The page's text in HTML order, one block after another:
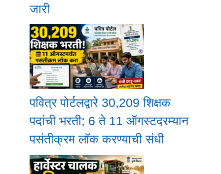
जारी
पवित्र पोर्टलद्वारे 30,209 शिक्षक
पदांची भरती; 6 ते 11 ऑगस्टदरम्यान
पसंतीक्रम लॉक करण्याची संधी